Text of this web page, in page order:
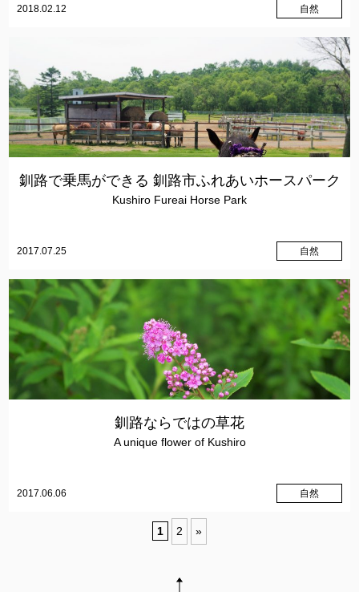
2018.02.12 自然
釧路で乗馬ができる 釧路市ふれあいホースパーク
Kushiro Fureai Horse Park
2017.07.25 自然
釧路ならではの草花
A unique flower of Kushiro
2017.06.06 自然
1 2 »